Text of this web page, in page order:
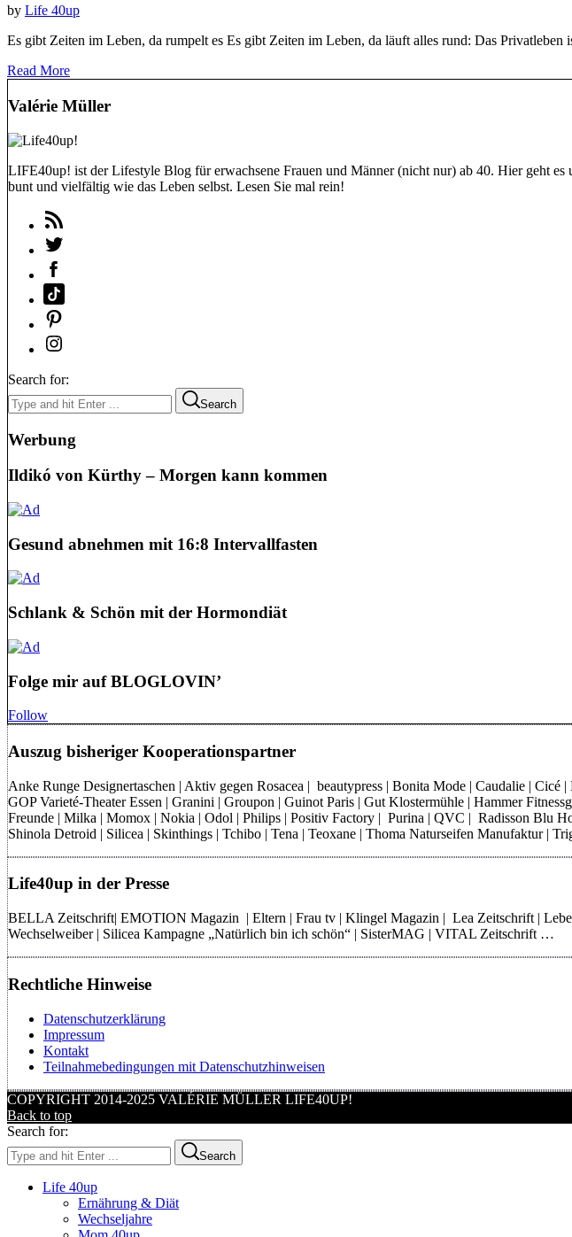
by Life 40up
Es gibt Zeiten im Leben, da rumpelt es Es gibt Zeiten im Leben, da läuft alles rund: Das Privatleben
Read More
Valérie Müller
LIFE40up! ist der Lifestyle Blog für erwachsene Frauen und Männer (nicht nur) ab 40. Hier geht
bunt und vielfältig wie das Leben selbst. Lesen Sie mal rein!
Search for:
Search
Werbung
Ildikó von Kürthy – Morgen kann kommen
Gesund abnehmen mit 16:8 Intervallfasten
Schlank & Schön mit der Hormondiät
Folge mir auf BLOGLOVIN’
Follow
Auszug bisheriger Kooperationspartner
Anke Runge Designertaschen | Aktiv gegen Rosacea | beautypress | Bonita Mode | Caudalie |
GOP Varieté-Theater Essen | Granini | Groupon | Guinot Paris | Gut Klostermühle | Hammer
Freunde | Milka | Momox | Nokia | Odol | Philips | Positiv Factory | Purina | QVC | Radisson Blu
Shinola Detroid | Silicea | Skinthings | Tchibo | Tena | Teoxane | Thoma Naturseifen Manufaktur
Life40up in der Presse
BELLA Zeitschrift| EMOTION Magazin | Eltern | Frau tv | Klingel Magazin | Lea Zeitschrift |
Wechselweiber | Silicea Kampagne „Natürlich bin ich schön“ | SisterMAG | VITAL Zeitschrift …
Rechtliche Hinweise
Datenschutzerklärung
Impressum
Kontakt
Teilnahmebedingungen mit Datenschutzhinweisen
COPYRIGHT 2014-2025 VALÉRIE MÜLLER LIFE40UP!
Back to top
Search for:
Search
Life 40up
Ernährung & Diät
Wechseljahre